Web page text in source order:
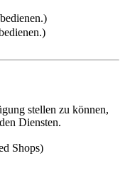
stellen zu können,
Diensten.
Shops)